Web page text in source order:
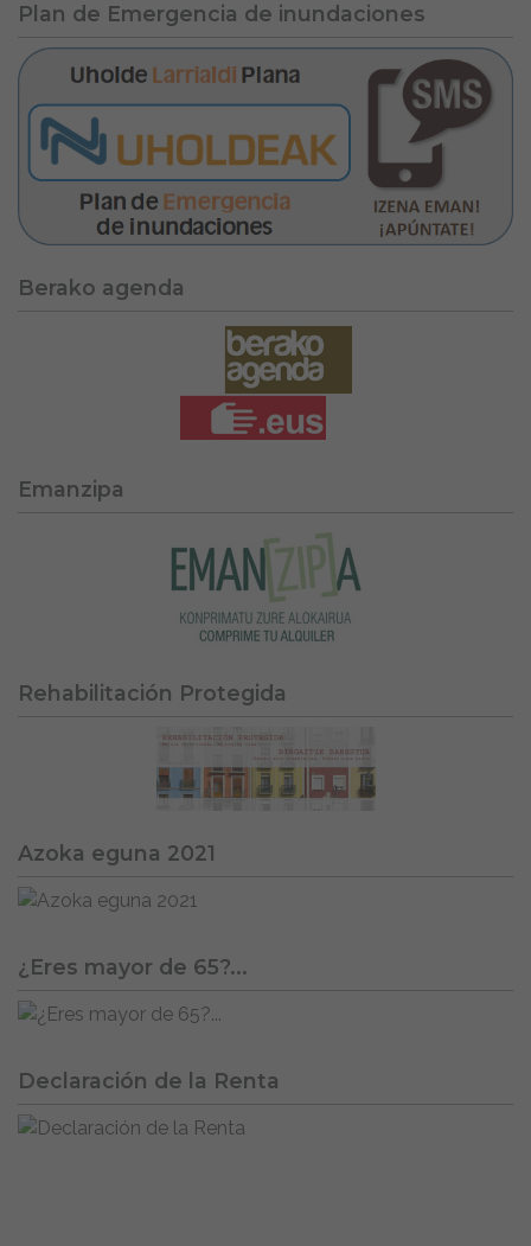
Plan de Emergencia de inundaciones
Berako agenda
Emanzipa
Rehabilitación Protegida
Azoka eguna 2021
¿Eres mayor de 65?...
Declaración de la Renta